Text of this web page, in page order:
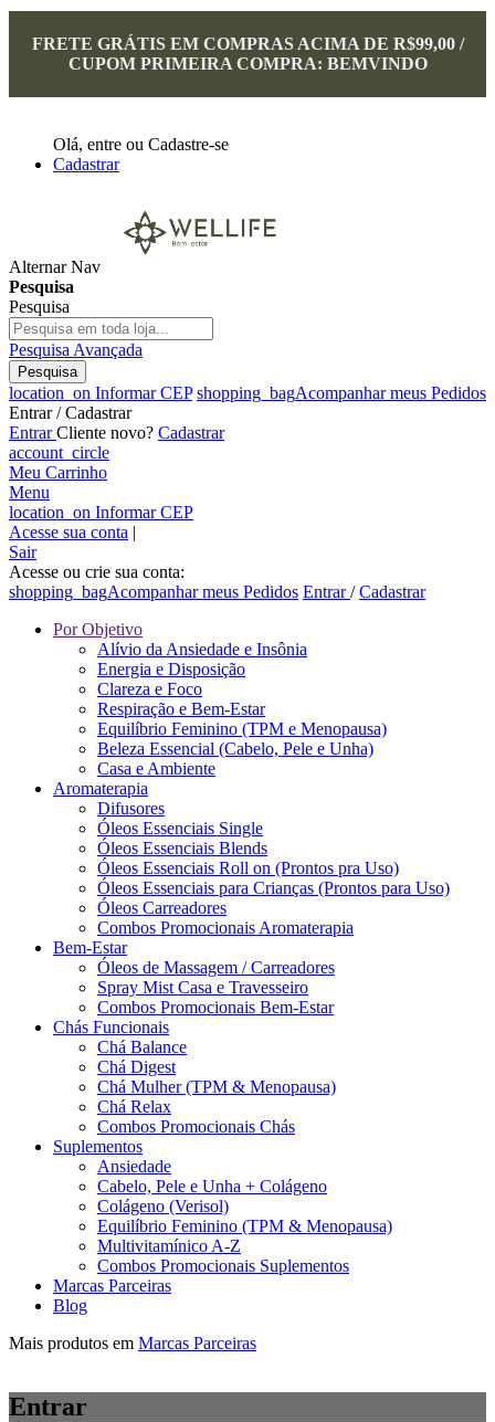
FRETE GRÁTIS EM COMPRAS ACIMA DE R$99,00 /
CUPOM PRIMEIRA COMPRA: BEMVINDO
Olá, entre ou Cadastre-se
Cadastrar
Alternar Nav
Pesquisa
Pesquisa
Pesquisa Avançada
Pesquisa
location_on Informar CEP shopping_bagAcompanhar meus Pedidos
Entrar / Cadastrar
EntrarCliente novo? Cadastrar
account_circle
Meu Carrinho
Menu
location_on Informar CEP
Acesse sua conta |
Sair
Acesse ou crie sua conta:
shopping_bagAcompanhar meus Pedidos Entrar/Cadastrar
Por Objetivo
Alívio da Ansiedade e Insônia
Energia e Disposição
Clareza e Foco
Respiração e Bem-Estar
Equilíbrio Feminino (TPM e Menopausa)
Beleza Essencial (Cabelo, Pele e Unha)
Casa e Ambiente
Aromaterapia
Difusores
Óleos Essenciais Single
Óleos Essenciais Blends
Óleos Essenciais Roll on (Prontos pra Uso)
Óleos Essenciais para Crianças (Prontos para Uso)
Óleos Carreadores
Combos Promocionais Aromaterapia
Bem-Estar
Óleos de Massagem / Carreadores
Spray Mist Casa e Travesseiro
Combos Promocionais Bem-Estar
Chás Funcionais
Chá Balance
Chá Digest
Chá Mulher (TPM & Menopausa)
Chá Relax
Combos Promocionais Chás
Suplementos
Ansiedade
Cabelo, Pele e Unha + Colágeno
Colágeno (Verisol)
Equilíbrio Feminino (TPM & Menopausa)
Multivitamínico A-Z
Combos Promocionais Suplementos
Marcas Parceiras
Blog
Mais produtos em Marcas Parceiras
Entrar